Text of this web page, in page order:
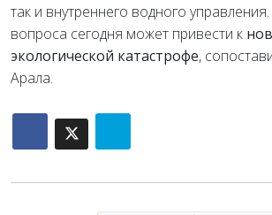
так и внутреннего водного
вопроса сегодня может привести к
экологической катастрофе,
Арала.